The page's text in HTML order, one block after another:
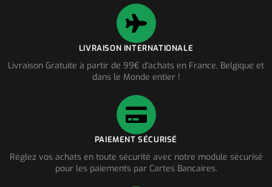
LIVRAISON INTERNATIONALE
Livraison Gratuite à partir de 99€ d'achats en France, Belgique et
dans le Monde entier !
PAIEMENT SÉCURISÉ
Réglez vos achats en toute sécurité avec notre module sécurisé
pour les paiements par Cartes Bancaires.